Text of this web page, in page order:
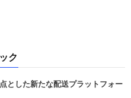
ク
とした新たな配送プラットフォー